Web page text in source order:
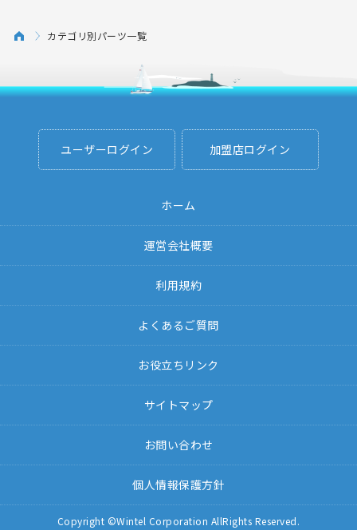
カテゴリ別パーツ一覧
ユーザーログイン 加盟店ログイン
ホーム
運営会社概要
利用規約
よくあるご質問
お役立ちリンク
サイトマップ
お問い合わせ
個人情報保護方針
Copyright ©Wintel Corporation AllRights Reserved.